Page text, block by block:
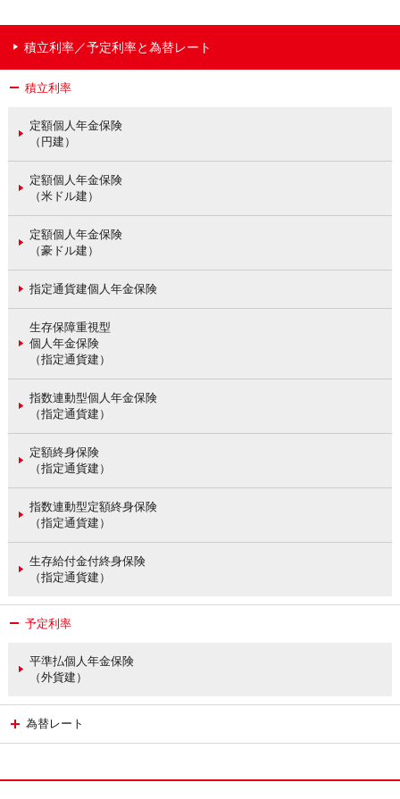
積立利率／予定利率と為替レート
積立利率
定額個人年金保険
（円建）
定額個人年金保険
（米ドル建）
定額個人年金保険
（豪ドル建）
指定通貨建個人年金保険
生存保障重視型
個人年金保険
（指定通貨建）
指数連動型個人年金保険
（指定通貨建）
定額終身保険
（指定通貨建）
指数連動型定額終身保険
（指定通貨建）
生存給付金付終身保険
（指定通貨建）
予定利率
平準払個人年金保険
（外貨建）
為替レート